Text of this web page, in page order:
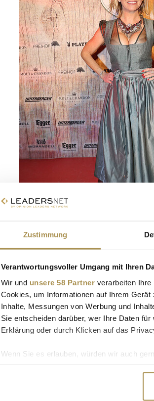
Zustimmung
Verantwortungsvoller Umgang mit Ihren
Wir und unsere 58 Partner verarbeiten
Cookies, um Informationen auf Ihrem
Inhalte, Messungen von Werbung und
Sie entscheiden darüber, wer Ihre Daten
Erklärung oder durch Klicken auf das
Wenn Sie es erlauben, würden wir auch
Erfahren Sie mehr darüber, wie Ihre